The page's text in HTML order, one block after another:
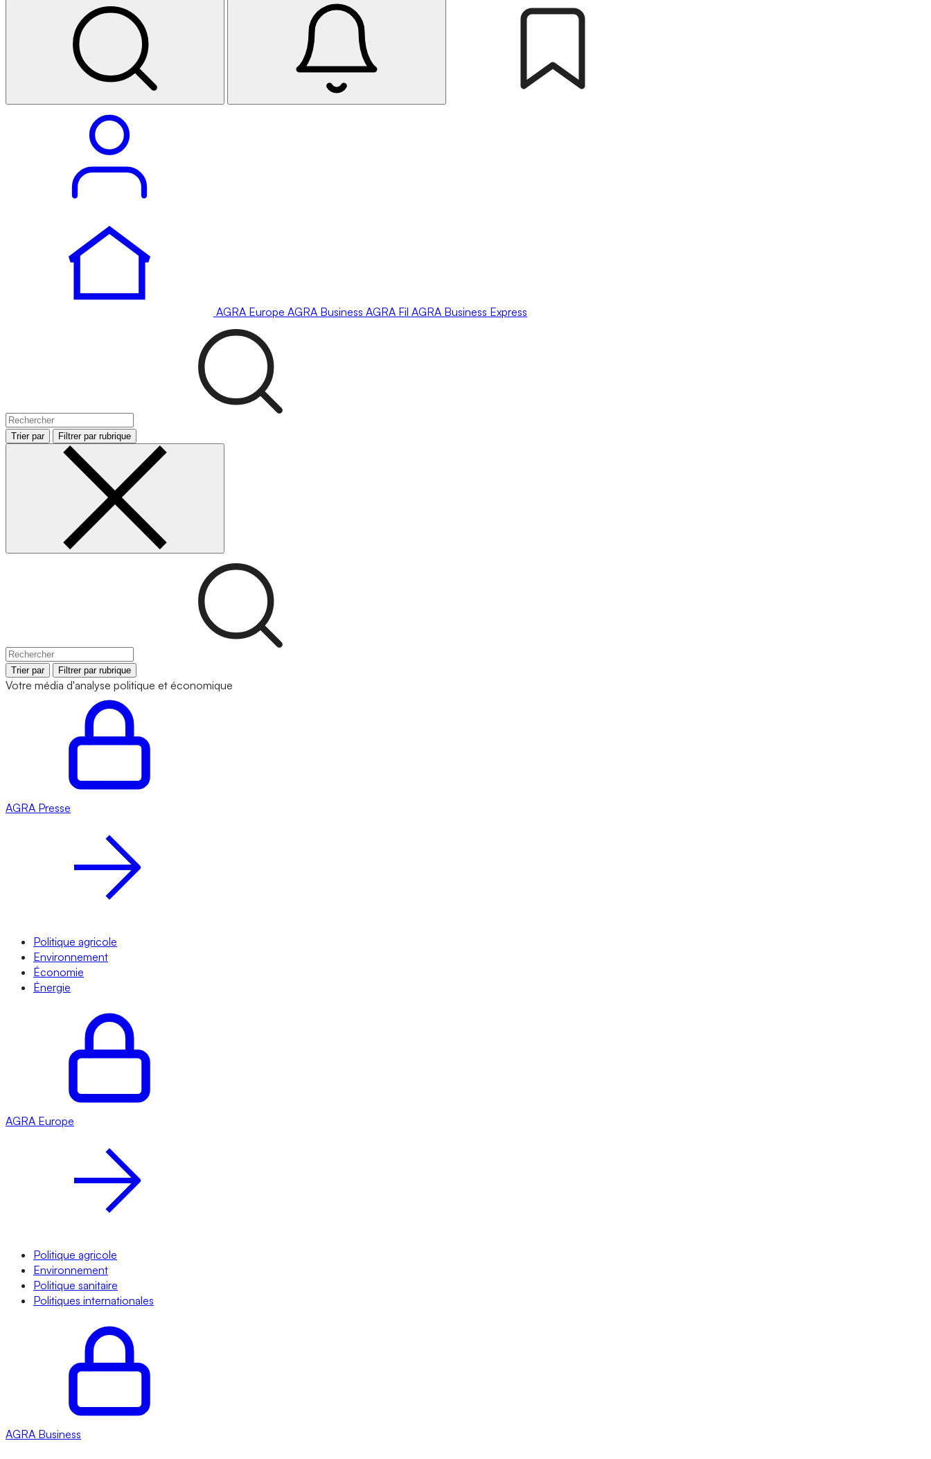
AGRA Europe AGRA Business AGRA Fil AGRA Business Express
Trier par Filtrer par rubrique
Trier par Filtrer par rubrique
Votre média d'analyse politique et économique
AGRA Presse
Politique agricole
Environnement
Économie
Énergie
AGRA Europe
Politique agricole
Environnement
Politique sanitaire
Politiques internationales
AGRA Business